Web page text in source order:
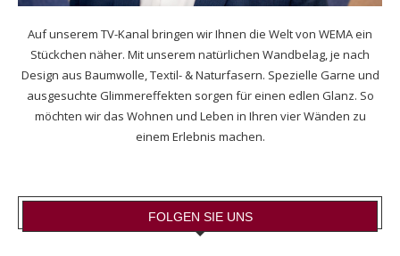
Auf unserem TV-Kanal bringen wir Ihnen die Welt von WEMA ein
Stückchen näher. Mit unserem natürlichen Wandbelag, je nach
Design aus Baumwolle, Textil- & Naturfasern. Spezielle Garne und
ausgesuchte Glimmereffekten sorgen für einen edlen Glanz. So
möchten wir das Wohnen und Leben in Ihren vier Wänden zu
einem Erlebnis machen.
FOLGEN SIE UNS